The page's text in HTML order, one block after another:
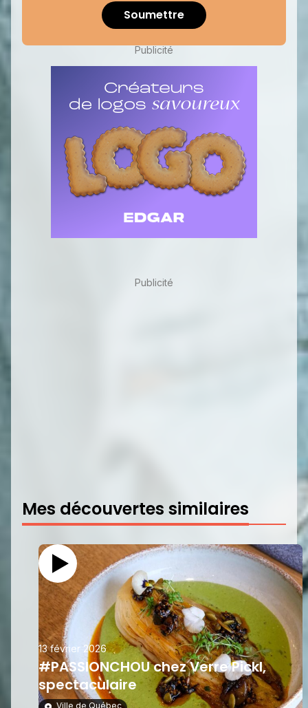
Soumettre
Publicité
Publicité
Mes découvertes similaires
13 février 2026
#PASSIONCHOU chez Verre Pickl,
spectaculaire
Ville de Québec